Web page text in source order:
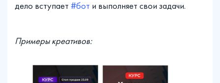
дело вступает #бот и выполняет свои задачи.
Примеры креативов: